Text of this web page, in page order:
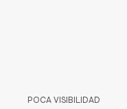
POCA VISIBILIDAD